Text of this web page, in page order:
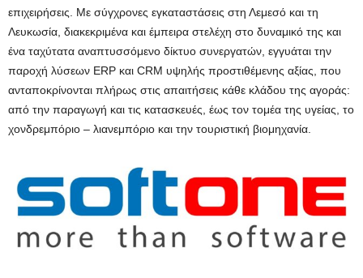
επιχειρήσεις. Με σύγχρονες εγκαταστάσεις στη Λεμεσό και τη
Λευκωσία, διακεκριμένα και έμπειρα στελέχη στο δυναμικό της και
ένα ταχύτατα αναπτυσσόμενο δίκτυο συνεργατών, εγγυάται την
παροχή λύσεων ERP και CRM υψηλής προστιθέμενης αξίας, που
ανταποκρίνονται πλήρως στις απαιτήσεις κάθε κλάδου της αγοράς:
από την παραγωγή και τις κατασκευές, έως τον τομέα της υγείας, το
χονδρεμπόριο – λιανεμπόριο και την τουριστική βιομηχανία.